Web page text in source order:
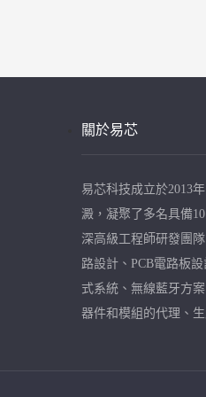
關於易芯
易芯科技成立於2013
澱，凝聚了多名具備
深高級工程師研發團
路設計、PCB電路板
式系統、無線藍牙方
器件和模組的代理、生